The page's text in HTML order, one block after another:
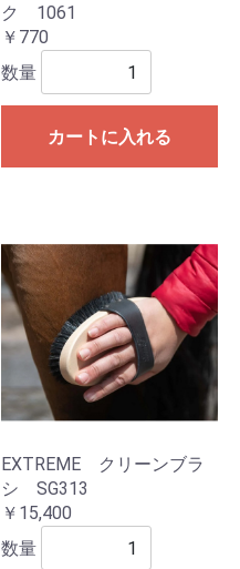
ク 1061
￥770
数量
カートに入れる
EXTREME クリーンブラ
シ SG313
￥15,400
数量